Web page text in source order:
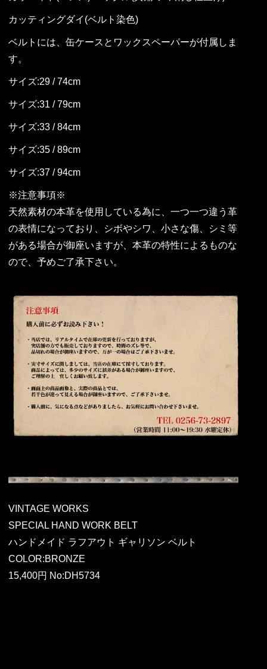
カッティングダイ(ベルト染色)
ベルトには、缶ケースとワックスペーパーが付属しま
す。
サイズ:29 / 74cm
サイズ:31 / 79cm
サイズ:33 / 84cm
サイズ:35 / 89cm
サイズ:37 / 94cm
※注意事項※
天然素材の本革を使用している為に、一つ一つ違う革
の表情になっており、シボやシワ、小さな傷、シミ等
がある場合が御座いますが、本革の特性によるものな
ので、予めご了承下さい。
VINTAGE WORKS
SPECIAL HAND WORK BELT
ハンドメイド ラフアウト ギャリソン ベルト
COLOR:BRONZE
15,400円 No:DH5734